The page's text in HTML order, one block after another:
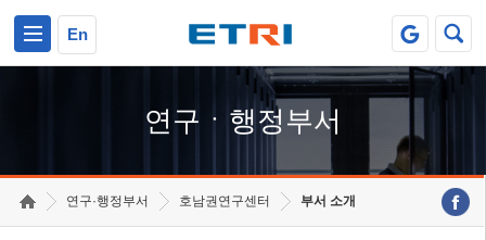
En
연구ㆍ행정부서
연구·행정부서 호남권연구센터 부서 소개